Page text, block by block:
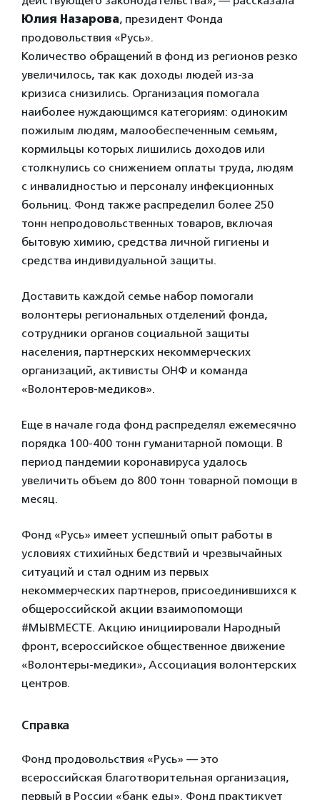
Юлия Назарова, президент Фонда
продовольствия «Русь».
Количество обращений в фонд из регионов резко
увеличилось, так как доходы людей из-за
кризиса снизились. Организация помогала
наиболее нуждающимся категориям: одиноким
пожилым людям, малообеспеченным семьям,
кормильцы которых лишились доходов или
столкнулись со снижением оплаты труда, людям
с инвалидностью и персоналу инфекционных
больниц. Фонд также распределил более 250
тонн непродовольственных товаров, включая
бытовую химию, средства личной гигиены и
средства индивидуальной защиты.
Доставить каждой семье набор помогали
волонтеры региональных отделений фонда,
сотрудники органов социальной защиты
населения, партнерских некоммерческих
организаций, активисты ОНФ и команда
«Волонтеров-медиков».
Еще в начале года фонд распределял ежемесячно
порядка 100-400 тонн гуманитарной помощи. В
период пандемии коронавируса удалось
увеличить объем до 800 тонн товарной помощи в
месяц.
Фонд «Русь» имеет успешный опыт работы в
условиях стихийных бедствий и чрезвычайных
ситуаций и стал одним из первых
некоммерческих партнеров, присоединившихся к
общероссийской акции взаимопомощи
#МЫВМЕСТЕ. Акцию инициировали Народный
фронт, всероссийское общественное движение
«Волонтеры-медики», Ассоциация волонтерских
центров.
Справка
Фонд продовольствия «Русь» — это
всероссийская благотворительная организация,
первый в России «банк еды». Фонд практикует